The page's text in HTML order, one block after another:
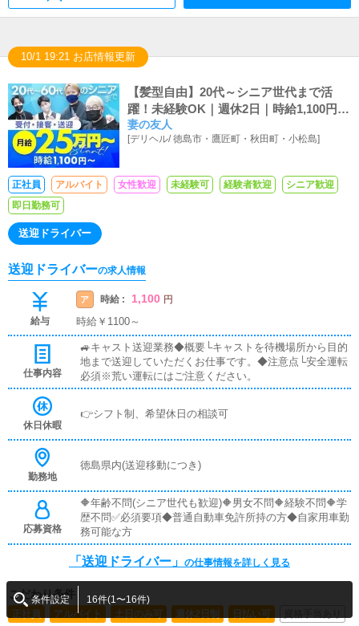
10/1 19:21 お店情報更新
【髪型自由】20代～シニア世代まで活
躍！未経験OK｜週休2日｜時給1,100円
～、月給25万円～
妻の友人
[デリヘル/徳島市・鷹匠町・秋田町・小松島]
正社員 アルバイト 女性歓迎 未経験可 経験者歓迎
シニア歓迎
即日勤務可
送迎ドライバー
送迎ドライバーの求人情報
給与
ア 時給 : 1,100 円
時給￥1100～
仕事内容
🚙キャスト送迎業務◆概要└キャストを待機場所から目的
地まで送迎していただくお仕事です。◆注意点└安全運転
必須※荒い運転にはご注意ください。
休日休暇
👉シフト制、希望休日の相談可
勤務地
徳島県内(送迎移動につき)
応募資格
🔶年齢不問(シニア世代も歓迎)🔶男女不問🔶経験不問🔶学
歴不問✅必須要項◆普通自動車免許所持の方◆自家用車勤
務可能な方
「送迎ドライバー」 の仕事情報を詳しく見る
こだわり条件
正社員 アルバイト 土日のみ可 週休2日制 日払い可
条件設定 16件(1〜16件)